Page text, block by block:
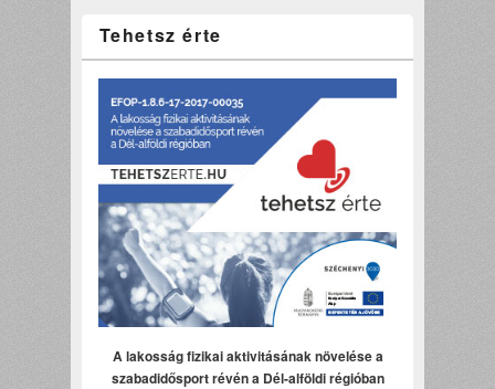
Tehetsz érte
A lakosság fizikai aktivitásának növelése a
szabadidősport révén a Dél-alföldi régióban